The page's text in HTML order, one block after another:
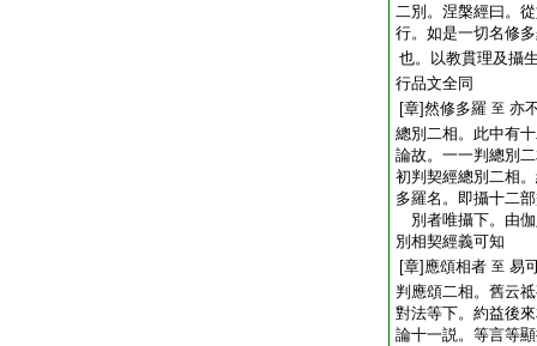
二別。涅槃經曰。
行。如是一切名修
也。以教貫理及攝
行品文全同
[章]然修多羅 至 亦
總別二相。此中有
論故。一一判總別
初判契經總別二相
多羅名。即攝十二
別者唯攝下。由
別相契經義可知
[章]應頌相者 至 易
判應頌二相。舊云
對法等下。約益後
論十一説。等言等